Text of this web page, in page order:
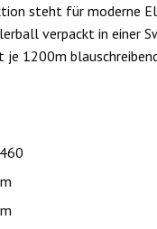
steht für moderne
verpackt in einer
1200m